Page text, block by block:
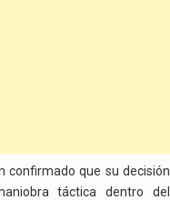
confirmado que su decisión
táctica dentro del